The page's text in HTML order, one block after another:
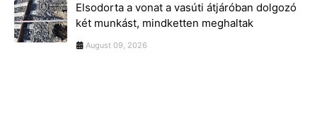
Elsodorta a vonat a vasúti átjáróban dolgozó
két munkást, mindketten meghaltak
August 09, 2026